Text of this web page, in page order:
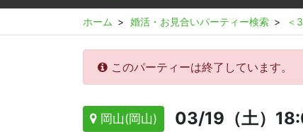
ホーム 婚活・お見合いパーティー検索 ＜
このパーティーは終了しています。
岡山(岡山) 03/19（土）